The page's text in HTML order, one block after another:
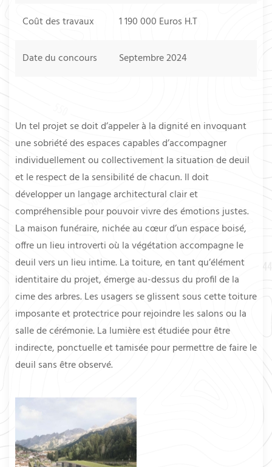
Coût des travaux 1 190 000 Euros H.T
Date du concours Septembre 2024
Un tel projet se doit d’appeler à la dignité en invoquant
une sobriété des espaces capables d’accompagner
individuellement ou collectivement la situation de deuil
et le respect de la sensibilité de chacun. Il doit
développer un langage architectural clair et
compréhensible pour pouvoir vivre des émotions justes.
La maison funéraire, nichée au cœur d’un espace boisé,
offre un lieu introverti où la végétation accompagne le
deuil vers un lieu intime. La toiture, en tant qu’élément
identitaire du projet, émerge au-dessus du profil de la
cime des arbres. Les usagers se glissent sous cette toiture
imposante et protectrice pour rejoindre les salons ou la
salle de cérémonie. La lumière est étudiée pour être
indirecte, ponctuelle et tamisée pour permettre de faire le
deuil sans être observé.